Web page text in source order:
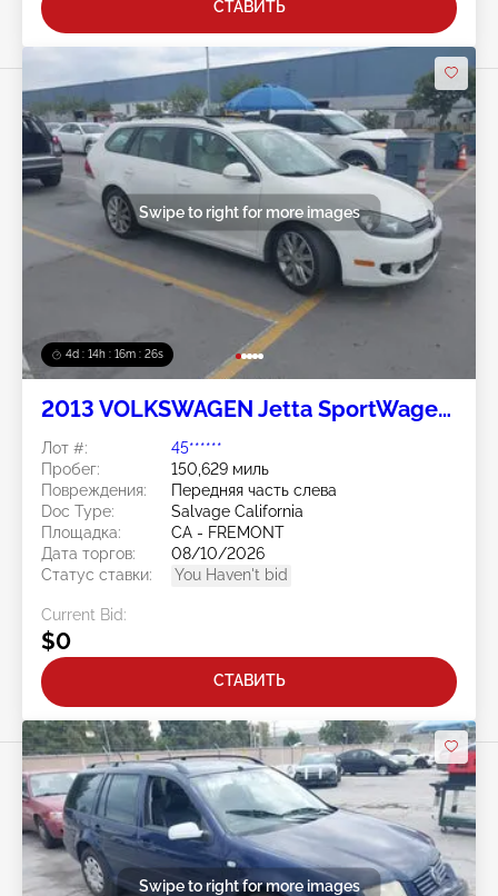
СТАВИТЬ
4d : 14h : 16m : 23s
Swipe to right for more images
2013 VOLKSWAGEN Jetta SportWagen
Лот #:
45******
Пробег:
150,629 миль
Повреждения:
Передняя часть слева
Doc Type:
Salvage California
Площадка:
CA - FREMONT
Дата торгов:
08/10/2026
Статус ставки:
You Haven't bid
Current Bid:
$0
СТАВИТЬ
Swipe to right for more images